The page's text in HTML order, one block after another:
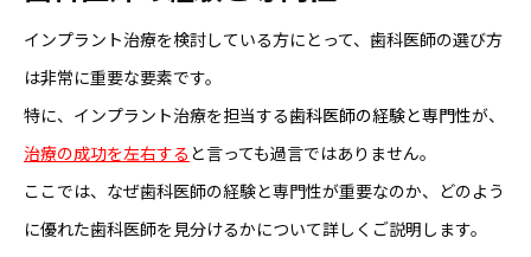
インプラント治療を検討している方にとって、歯科医師の選び方
は非常に重要な要素です。
特に、インプラント治療を担当する歯科医師の経験と専門性が、
治療の成功を左右する と言っても過言ではありません。
ここでは、なぜ歯科医師の経験と専門性が重要なのか、どのよう
に優れた歯科医師を見分けるかについて詳しくご説明します。